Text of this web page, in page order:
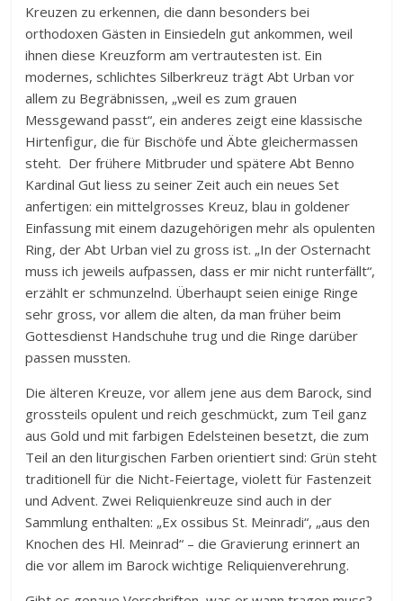
Kreuzen zu erkennen, die dann besonders bei
orthodoxen Gästen in Einsiedeln gut ankommen, weil
ihnen diese Kreuzform am vertrautesten ist. Ein
modernes, schlichtes Silberkreuz trägt Abt Urban vor
allem zu Begräbnissen, „weil es zum grauen
Messgewand passt“, ein anderes zeigt eine klassische
Hirtenfigur, die für Bischöfe und Äbte gleichermassen
steht. Der frühere Mitbruder und spätere Abt Benno
Kardinal Gut liess zu seiner Zeit auch ein neues Set
anfertigen: ein mittelgrosses Kreuz, blau in goldener
Einfassung mit einem dazugehörigen mehr als opulenten
Ring, der Abt Urban viel zu gross ist. „In der Osternacht
muss ich jeweils aufpassen, dass er mir nicht runterfällt“,
erzählt er schmunzelnd. Überhaupt seien einige Ringe
sehr gross, vor allem die alten, da man früher beim
Gottesdienst Handschuhe trug und die Ringe darüber
passen mussten.
Die älteren Kreuze, vor allem jene aus dem Barock, sind
grossteils opulent und reich geschmückt, zum Teil ganz
aus Gold und mit farbigen Edelsteinen besetzt, die zum
Teil an den liturgischen Farben orientiert sind: Grün steht
traditionell für die Nicht-Feiertage, violett für Fastenzeit
und Advent. Zwei Reliquienkreuze sind auch in der
Sammlung enthalten: „Ex ossibus St. Meinradi“, „aus den
Knochen des Hl. Meinrad“ – die Gravierung erinnert an
die vor allem im Barock wichtige Reliquienverehrung.